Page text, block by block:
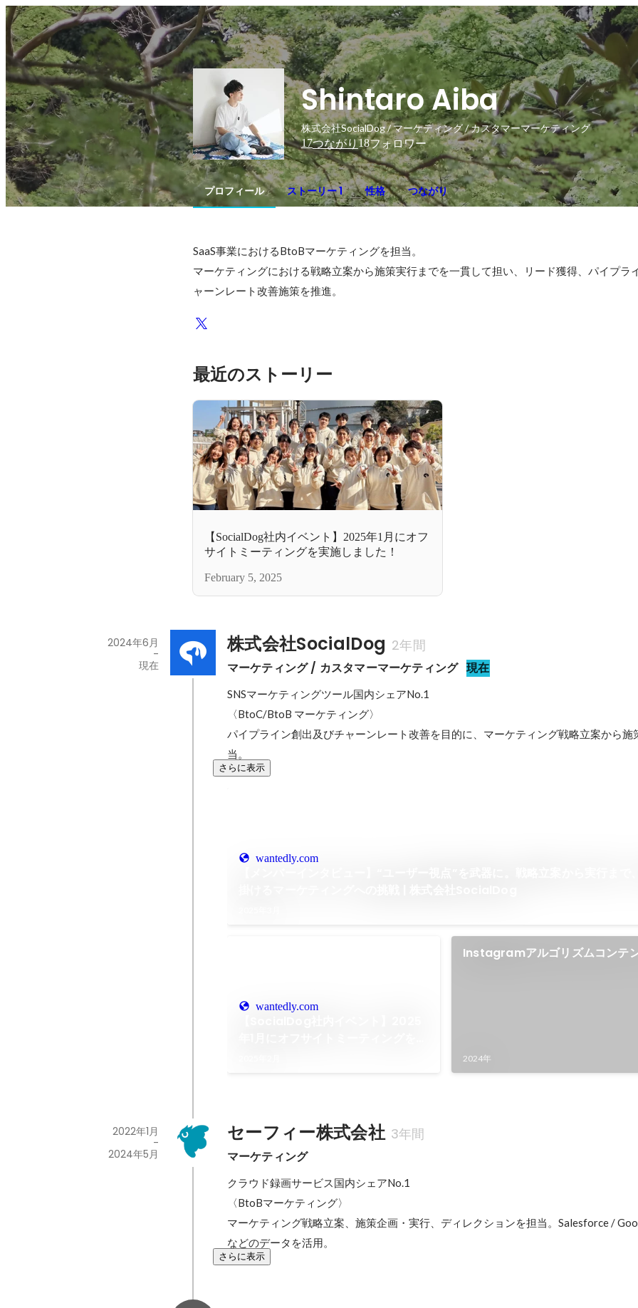
Shintaro Aiba
株式会社SocialDog / マーケティング / カスタマーマーケティング
17つながり18フォロワー
プロフィール ストーリー 1 性格 つながり
SaaS事業におけるBtoBマーケティングを担当。
マーケティングにおける戦略立案から施策実行までを一貫して担い、リード獲得、パイプラ
ャーンレート改善施策を推進。
最近のストーリー
【SocialDog社内イベント】2025年1月にオフ
サイトミーティングを実施しました！
February 5, 2025
株式会社SocialDog 2年間
マーケティング / カスタマーマーケティング 現在
2024年6月
-
現在
SNSマーケティングツール国内シェアNo.1
〈BtoC/BtoB マーケティング〉
パイプライン創出及びチャーンレート改善を目的に、マーケティング戦略立案から施
当。
さらに表示
wantedly.com
wantedly.com
Instagramアルゴリズムコンテ
2024年
セーフィー株式会社 3年間
マーケティング
2022年1月
-
2024年5月
クラウド録画サービス国内シェアNo.1
〈BtoBマーケティング〉
マーケティング戦略立案、施策企画・実行、ディレクションを担当。Salesforce /
などのデータを活用。
さらに表示